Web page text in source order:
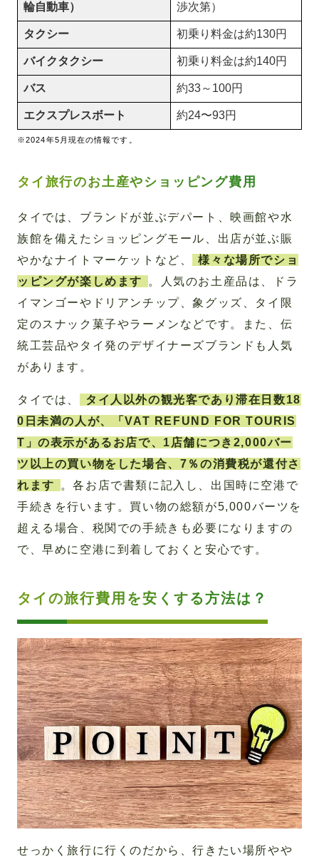
輪自動車）
渉次第）
タクシー 初乗り料金は約130円
バイクタクシー 初乗り料金は約140円
バス 約33～100円
エクスプレスボート 約24〜93円
※2024年5月現在の情報です。
タイ旅行のお土産やショッピング費用
タイでは、ブランドが並ぶデパート、映画館や水
族館を備えたショッピングモール、出店が並ぶ賑
やかなナイトマーケットなど、
様々な場所でショ
ッピングが楽しめます
。人気のお土産品は、ドラ
イマンゴーやドリアンチップ、象グッズ、タイ限
定のスナック菓子やラーメンなどです。また、伝
統工芸品やタイ発のデザイナーズブランドも人気
があります。
タイでは、
タイ人以外の観光客であり滞在日数18
0日未満の人が、「VAT REFUND FOR TOURIS
T」の表示があるお店で、1店舗につき2,000バー
ツ以上の買い物をした場合、7％の消費税が還付さ
れます
。各お店で書類に記入し、出国時に空港で
手続きを行います。買い物の総額が5,000バーツを
超える場合、税関での手続きも必要になりますの
で、早めに空港に到着しておくと安心です。
タイの旅行費用を安くする方法は？
せっかく旅行に行くのだから、行きたい場所やや